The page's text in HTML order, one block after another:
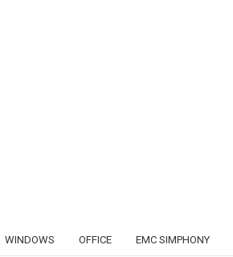
WINDOWS OFFICE EMC SIMPHONY